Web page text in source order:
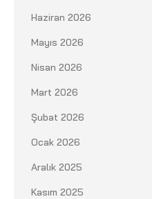
Haziran 2026
Mayıs 2026
Nisan 2026
Mart 2026
Şubat 2026
Ocak 2026
Aralık 2025
Kasım 2025